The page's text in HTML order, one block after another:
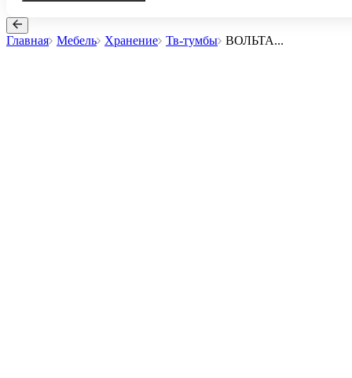
Главная Мебель Хранение Тв-тумбы ВОЛЬТА...